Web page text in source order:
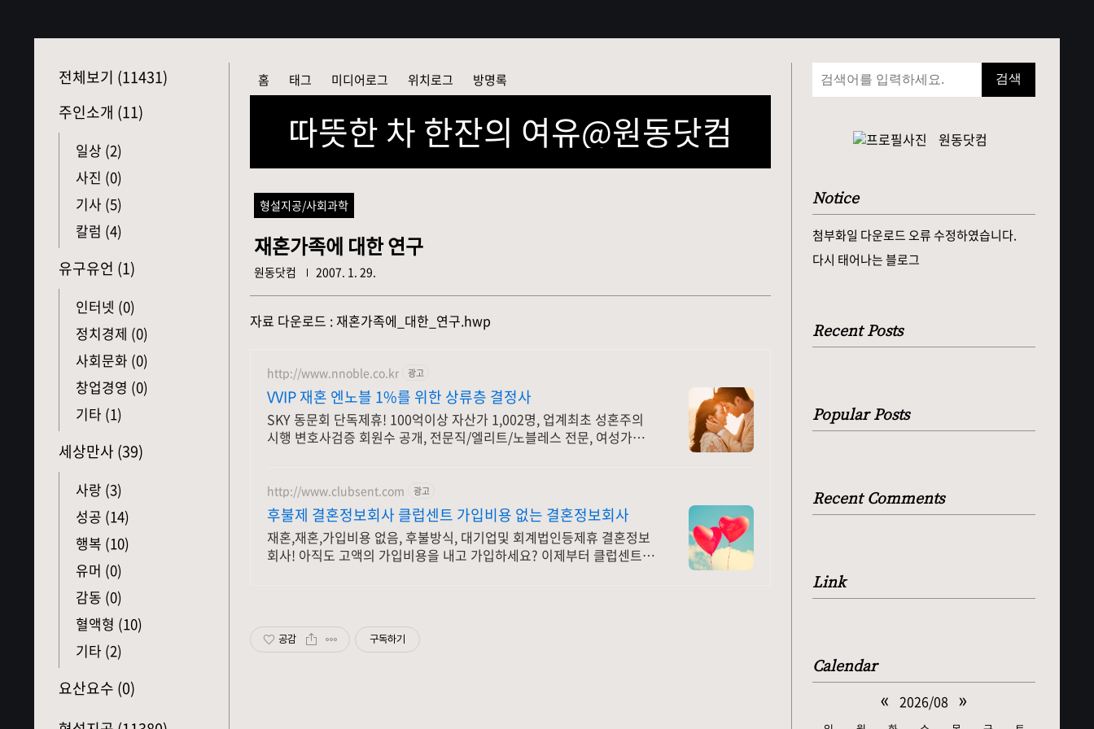
전체보기 (11431)
주인소개 (11)
일상 (2)
사진 (0)
기사 (5)
칼럼 (4)
유구유언 (1)
인터넷 (0)
정치경제 (0)
사회문화 (0)
창업경영 (0)
기타 (1)
세상만사 (39)
사랑 (3)
성공 (14)
행복 (10)
유머 (0)
감동 (0)
혈액형 (10)
기타 (2)
요산요수 (0)
검색
원동닷컴
Notice
첨부화일 다운로드 오류 수정하였습니다.
다시 태어나는 블로그
Recent Posts
Popular Posts
Recent Comments
Link
Calendar
« 2026/08 »
홈 태그 미디어로그 위치로그 방명록
따뜻한 차 한잔의 여유@원동닷컴
형설지공/사회과학
재혼가족에 대한 연구
원동닷컴 2007. 1. 29.
자료 다운로드 : 재혼가족에_대한_연구.hwp
http://www.nnoble.co.kr 광고
VVIP 재혼 엔노블 1%를 위한 상류층 결정사
SKY 동문회 단독제휴! 100억이상 자산가 1,002명, 업계최초 성혼주의
시행 변호사검증 회원수 공개, 전문직/엘리트/노블레스 전문, 여성가족
http://www.clubsent.com 광고
후불제 결혼정보회사 클럽센트 가입비용 없는 결혼정보회사
재혼,재혼,가입비용 없음, 후불방식, 대기업및 회계법인등제휴 결혼정보
회사! 아직도 고액의 가입비용을 내고 가입하세요? 이제부터 클럽센트입
공감 구독하기